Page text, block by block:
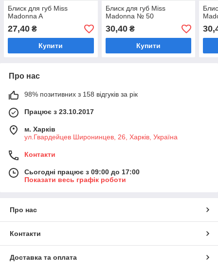
Блиск для губ Miss
Madonna A
27,40 ₴
Купити
Блиск для губ Miss
Madonna № 50
30,40₴
Купити
Про нас
98% позитивних з 158 відгуків за рік
Працює з 23.10.2017
м. Харків
ул.Гвардейцев Широнинцев, 26, Харків, Україна
Контакти
Сьогодні працює з 09:00 до 17:00
Показати весь графік роботи
Про нас
Контакти
Доставка та оплата